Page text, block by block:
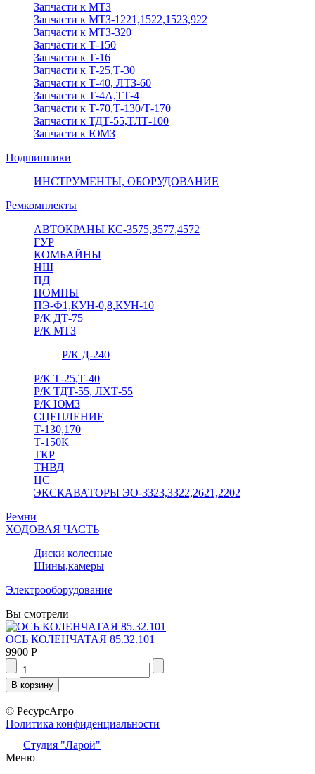
Запчасти к МТЗ
Запчасти к МТЗ-1221,1522,1523,922
Запчасти к МТЗ-320
Запчасти к Т-150
Запчасти к Т-16
Запчасти к Т-25,Т-30
Запчасти к Т-40, ЛТЗ-60
Запчасти к Т-4А,ТТ-4
Запчасти к Т-70,Т-130/Т-170
Запчасти к ТДТ-55,ТЛТ-100
Запчасти к ЮМЗ
Подшипники
ИНСТРУМЕНТЫ, ОБОРУДОВАНИЕ
Ремкомплекты
АВТОКРАНЫ КС-3575,3577,4572
ГУР
КОМБАЙНЫ
НШ
ПД
ПОМПЫ
ПЭ-Ф1,КУН-0,8,КУН-10
Р/К ДТ-75
Р/К МТЗ
Р/К Д-240
Р/К Т-25,Т-40
Р/К ТДТ-55, ЛХТ-55
Р/К ЮМЗ
СЦЕПЛЕНИЕ
Т-130,170
Т-150К
ТКР
ТНВД
ЦС
ЭКСКАВАТОРЫ ЭО-3323,3322,2621,2202
Ремни
ХОДОВАЯ ЧАСТЬ
Диски колесные
Шины,камеры
Электрооборудование
Вы смотрели
ОСЬ КОЛЕНЧАТАЯ 85.32.101
9900 Р
© РесурсАгро
Политика конфиденциальности
Студия "Ларой"
Меню